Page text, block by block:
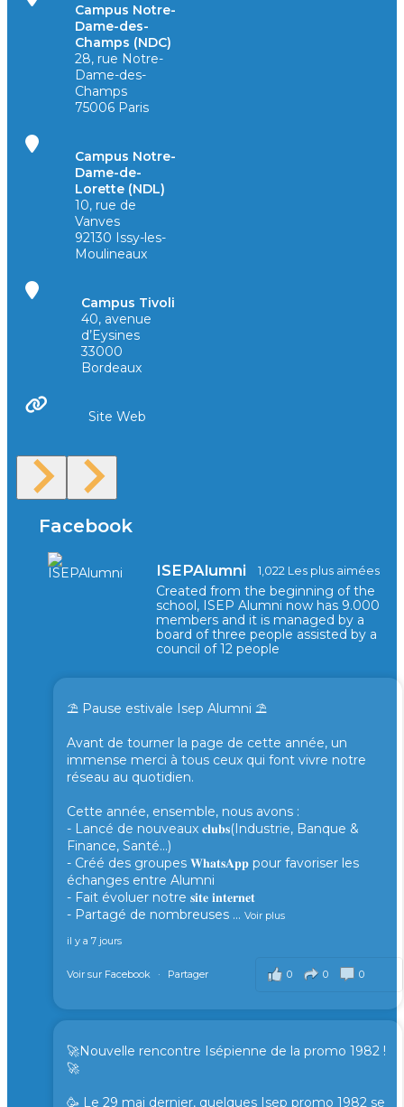
Campus Notre-
Dame-des-
Champs (NDC)
28, rue Notre-
Dame-des-
Champs
75006 Paris
Campus Notre-
Dame-de-
Lorette (NDL)
10, rue de
Vanves
92130 Issy-les-
Moulineaux
Campus Tivoli
40, avenue
d’Eysines
33000
Bordeaux
Site Web
Facebook
ISEPAlumni 1,022 Les plus aimées
Created from the beginning of the
school, ISEP Alumni now has 9.000
members and it is managed by a
board of three people assisted by a
council of 12 people
⛱️ Pause estivale Isep Alumni ⛱️
Avant de tourner la page de cette année, un
immense merci à tous ceux qui font vivre notre
réseau au quotidien.
Cette année, ensemble, nous avons :
- Lancé de nouveaux 𝐜𝐥𝐮𝐛𝐬(Industrie, Banque &
Finance, Santé...)
- Créé des groupes 𝐖𝐡𝐚𝐭𝐬𝐀𝐩𝐩 pour favoriser les
échanges entre Alumni
- Fait évoluer notre 𝐬𝐢𝐭𝐞 𝐢𝐧𝐭𝐞𝐫𝐧𝐞𝐭
- Partagé de nombreuses ... Voir plus
il y a 7 jours
0 0 0
Voir sur Facebook · Partager
🚀Nouvelle rencontre Isépienne de la promo 1982 !
🚀
🥳 Le 29 mai dernier, quelques Isep promo 1982 se